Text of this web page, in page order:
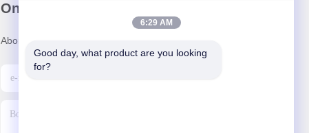
Onze Nieuwsbrief
Abonneer u op onze nieuwsbrief voor kortingen en meer.
6:29 AM
Good day, what product are you looking
for?